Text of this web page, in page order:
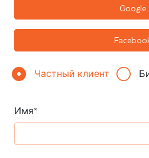
Частный клиент
Имя*